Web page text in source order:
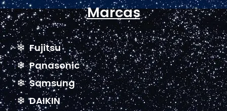
Marcas
Fujitsu
Panasonic
Samsung
DAIKIN